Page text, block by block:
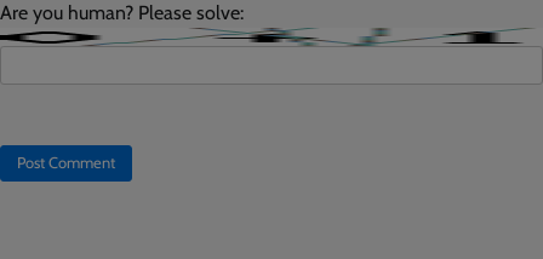
Are you human? Please solve: